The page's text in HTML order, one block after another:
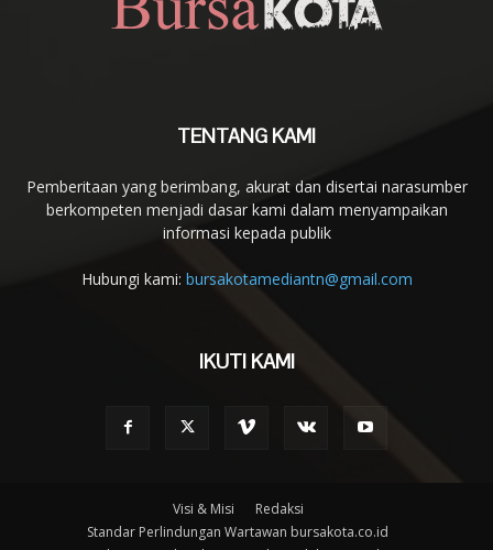
TENTANG KAMI
Pemberitaan yang berimbang, akurat dan disertai narasumber
berkompeten menjadi dasar kami dalam menyampaikan
informasi kepada publik
Hubungi kami: bursakotamediantn@gmail.com
IKUTI KAMI
Visi & Misi
Redaksi
Standar Perlindungan Wartawan bursakota.co.id